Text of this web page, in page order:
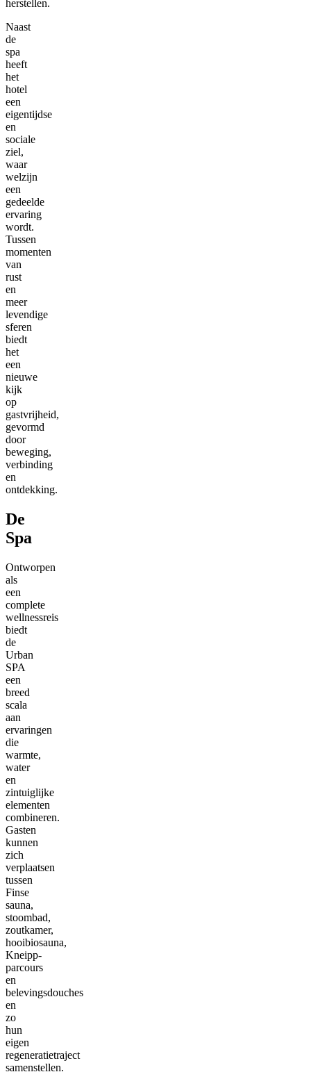
herstellen.
Naast
de
spa
heeft
het
hotel
een
eigentijdse
en
sociale
ziel,
waar
welzijn
een
gedeelde
ervaring
wordt.
Tussen
momenten
van
rust
en
meer
levendige
sferen
biedt
het
een
nieuwe
kijk
op
gastvrijheid,
gevormd
door
beweging,
verbinding
en
ontdekking.
De
Spa
Ontworpen
als
een
complete
wellnessreis
biedt
de
Urban
SPA
een
breed
scala
aan
ervaringen
die
warmte,
water
en
zintuiglijke
elementen
combineren.
Gasten
kunnen
zich
verplaatsen
tussen
Finse
sauna,
stoombad,
zoutkamer,
hooibiosauna,
Kneipp-
parcours
en
belevingsdouches
en
zo
hun
eigen
regeneratietraject
samenstellen.